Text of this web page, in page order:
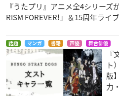
『うたプリ』アニメ全4シリー
RISM FOREVER!」＆15周年ライ
話題 マンガ 書籍 声優 舞台俳優
ト
版
力